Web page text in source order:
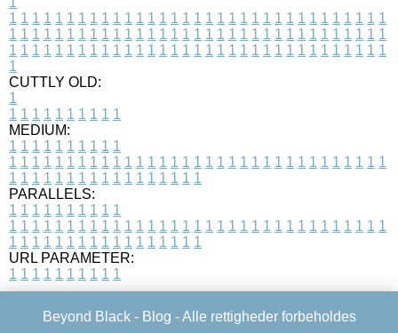
1 1 1 1 1 1 1 1 1 1 1 1 1 1 1 1 1 1 1 1 1 1 1 1 1 1 1 1 1 1 1 1 1
1 1 1 1 1 1 1 1 1 1 1 1 1 1 1 1 1 1 1 1 1 1 1 1 1 1 1 1 1 1 1 1 1
1 1 1 1 1 1 1 1 1 1 1 1 1 1 1 1 1 1 1 1 1 1 1 1 1 1 1 1 1 1 1 1 1
1
CUTTLY OLD:
1
1 1 1 1 1 1 1 1 1 1
MEDIUM:
1 1 1 1 1 1 1 1 1 1
1 1 1 1 1 1 1 1 1 1 1 1 1 1 1 1 1 1 1 1 1 1 1 1 1 1 1 1 1 1 1 1 1
1 1 1 1 1 1 1 1 1 1 1 1 1 1 1 1 1
PARALLELS:
1 1 1 1 1 1 1 1 1 1
1 1 1 1 1 1 1 1 1 1 1 1 1 1 1 1 1 1 1 1 1 1 1 1 1 1 1 1 1 1 1 1 1
1 1 1 1 1 1 1 1 1 1 1 1 1 1 1 1 1
URL PARAMETER:
1 1 1 1 1 1 1 1 1 1
Beyond Black - Blog - Alle rettigheder forbeholdes